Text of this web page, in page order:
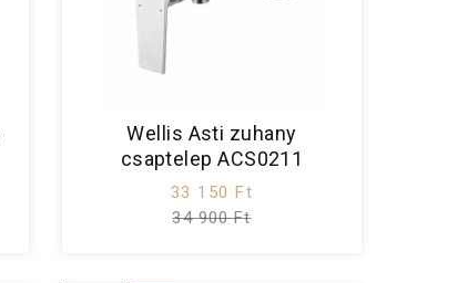
Wellis Asti zuhany
csaptelep ACS0211
33 150 Ft
34 900 Ft